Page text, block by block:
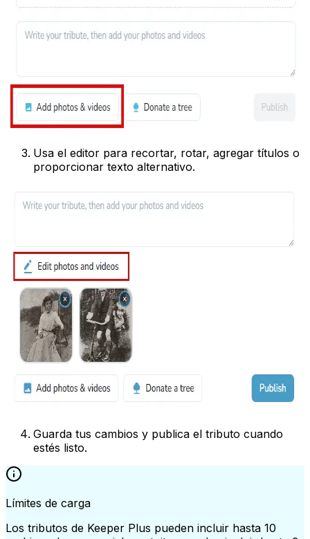
Usa el editor para recortar, rotar, agregar títulos o
proporcionar texto alternativo.
Guarda tus cambios y publica el tributo cuando
estés listo.
Límites de carga
Los tributos de Keeper Plus pueden incluir hasta 10